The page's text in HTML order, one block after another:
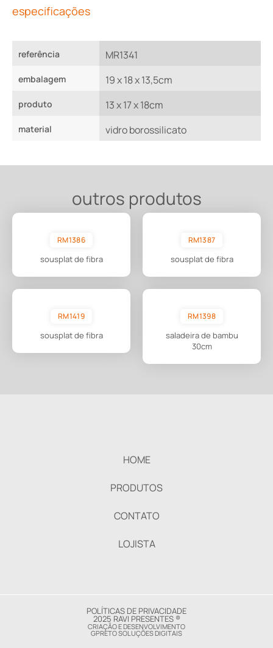
especificações
referência MR1341
embalagem 19 x 18 x 13,5cm
produto 13 x 17 x 18cm
material vidro borossilicato
outros produtos
RM1386
sousplat de fibra
RM1387
sousplat de fibra
RM1419
sousplat de fibra
RM1398
saladeira de bambu
30cm
HOME
PRODUTOS
CONTATO
LOJISTA
POLÍTICAS DE PRIVACIDADE
2025 RAVI PRESENTES ®
CRIAÇÃO E DESENVOLVIMENTO
GPRETO SOLUÇÕES DIGITAIS